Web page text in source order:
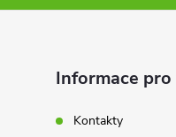
Informace pro
Kontakty